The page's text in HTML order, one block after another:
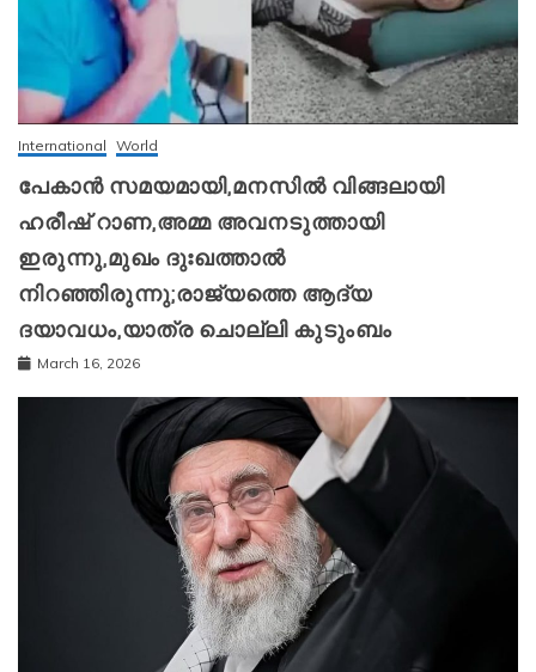
International World
പേകാൻ സമയമായി,മനസിൽ വിങ്ങലായി
ഹരീഷ് റാണ,അമ്മ അവനടുത്തായി
ഇരുന്നു,മുഖം ദുഃഖത്താൽ
നിറഞ്ഞിരുന്നു;രാജ്യത്തെ ആദ്യ
ദയാവധം,യാത്ര ചൊല്ലി കുടുംബം
March 16, 2026